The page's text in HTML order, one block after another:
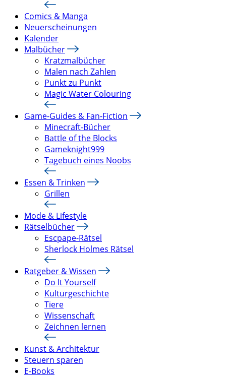
Comics & Manga
Neuerscheinungen
Kalender
Malbücher
Kratzmalbücher
Malen nach Zahlen
Punkt zu Punkt
Magic Water Colouring
Game-Guides & Fan-Fiction
Minecraft-Bücher
Battle of the Blocks
Gameknight999
Tagebuch eines Noobs
Essen & Trinken
Grillen
Mode & Lifestyle
Rätselbücher
Escpape-Rätsel
Sherlock Holmes Rätsel
Ratgeber & Wissen
Do It Yourself
Kulturgeschichte
Tiere
Wissenschaft
Zeichnen lernen
Kunst & Architektur
Steuern sparen
E-Books